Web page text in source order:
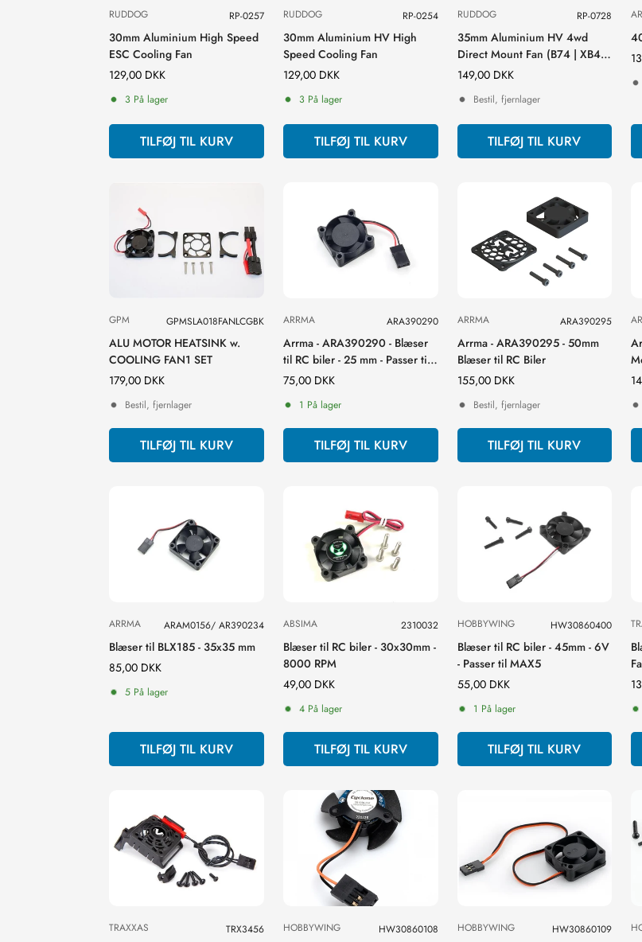
RUDDOG RP-0257
30mm Aluminium High Speed
ESC Cooling Fan
Normal
pris
129,00 DKK
3 På lager
TILFØJ TIL KURV
RUDDOG RP-0254
30mm Aluminium HV High
Speed Cooling Fan
Normal
pris
129,00 DKK
3 På lager
TILFØJ TIL KURV
RUDDOG RP-0728
35mm Aluminium HV 4wd
Direct Mount Fan (B74 | XB4 |
22X-4 | MO2.0)
Normal
pris
149,00 DKK
Bestil, fjernlager
TILFØJ TIL KURV
GPM GPMSLA018FANLCGBK
ALU MOTOR HEATSINK w.
COOLING FAN1 SET
Normal
pris
179,00 DKK
Bestil, fjernlager
TILFØJ TIL KURV
ARRMA ARA390290
Arrma - ARA390290 - Blæser
til RC biler - 25 mm - Passer til
BLX100/ 120
Normal
pris
75,00 DKK
1 På lager
TILFØJ TIL KURV
ARRMA ARA390295
Arrma - ARA390295 - 50mm
Blæser til RC Biler
Normal
pris
155,00 DKK
Bestil, fjernlager
TILFØJ TIL KURV
ARRMA ARAM0156/ AR390234
Blæser til BLX185 - 35x35 mm
Normal
pris
85,00 DKK
5 På lager
TILFØJ TIL KURV
ABSIMA 2310032
Blæser til RC biler - 30x30mm -
8000 RPM
Normal
49,00 DKK
4 På lager
TILFØJ TIL KURV
HOBBYWING HW30860400
Blæser til RC biler - 45mm - 6V
- Passer til MAX5
Normal
pris
55,00 DKK
1 På lager
TILFØJ TIL KURV
TRAXXAS TRX3456 HOBBYWING HW30860108 HOBBYWING HW30860109